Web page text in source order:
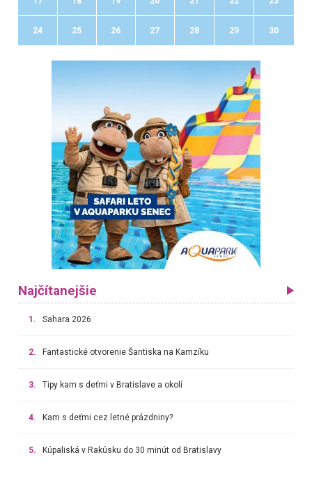
24 25 26 27 28 29 30
Najčítanejšie
1. Sahara 2026
2. Fantastické otvorenie Šantiska na Kamzíku
3. Tipy kam s deťmi v Bratislave a okolí
4. Kam s deťmi cez letné prázdniny?
5. Kúpaliská v Rakúsku do 30 minút od Bratislavy